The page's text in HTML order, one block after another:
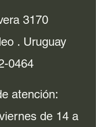
3170
. Uruguay
0464
atención:
de 14 a